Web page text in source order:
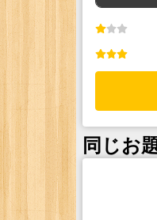
同じお